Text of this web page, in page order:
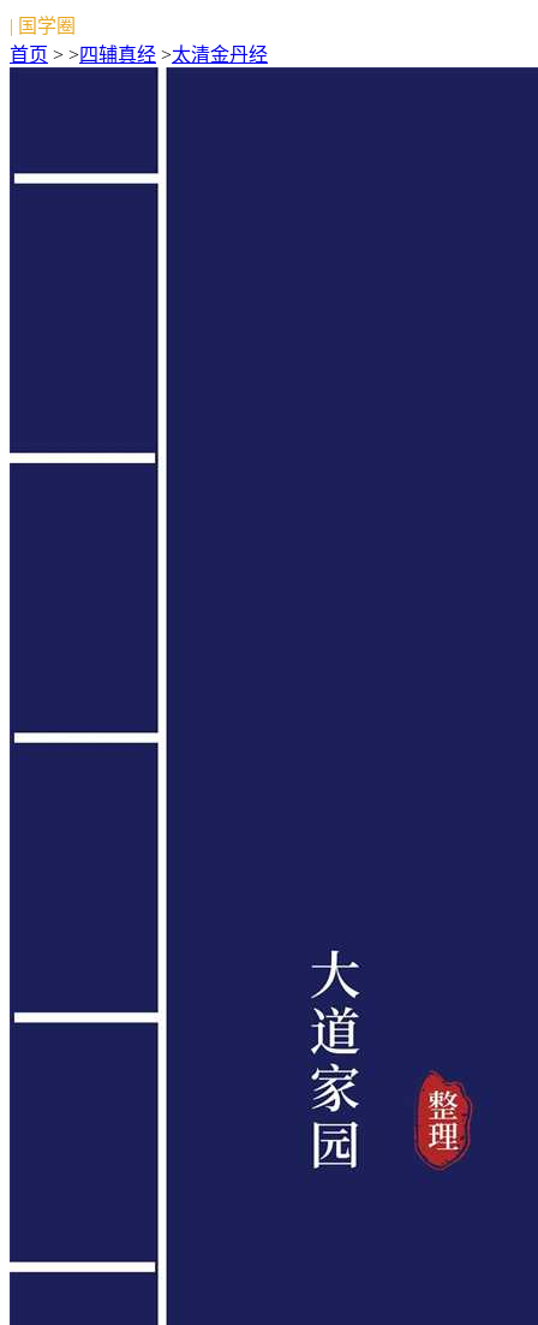
| 国学圈
首页 > >四辅真经 >太清金丹经